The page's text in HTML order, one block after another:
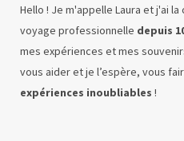
Hello ! Je m'appelle Laura et j'ai
voyage professionnelle depuis
mes expériences et mes
vous aider et je l’espère, vous
expériences inoubliables !